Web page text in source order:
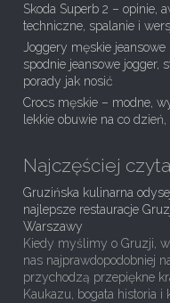
Skoda Superb 2 – opinie,
techniczne, spalanie i
Joggery męskie
spodnie jeansowe jogger,
porady jak nosić
Crocs męskie – modne,
lekkie obuwie na co
Najczęściej
Gruzińska kulinarna
najlepsze restauracje
Warszawy
Kiedy myślimy o Gruzji,
nas najprawdopodobniej
przychodzą przepiękne
Kaukazu, bogata historia i